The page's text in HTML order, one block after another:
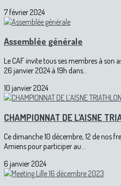
7 février 2024
Assemblée générale
Le CAF invite tous ses membres à son
26 janvier 2024 à 19h dans...
10 janvier 2024
CHAMPIONNAT DE L’AISNE
Ce dimanche 10 décembre, 12 de nos
Amiens pour participer au...
6 janvier 2024